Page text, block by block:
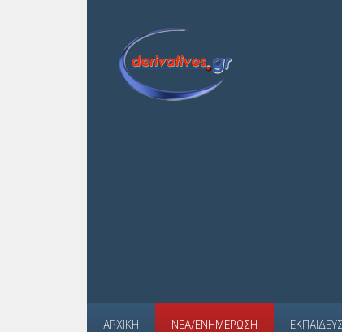
ΑΡΧΙΚΉ ΝΈΑ/ΕΝΗΜΈΡΩΣΗ